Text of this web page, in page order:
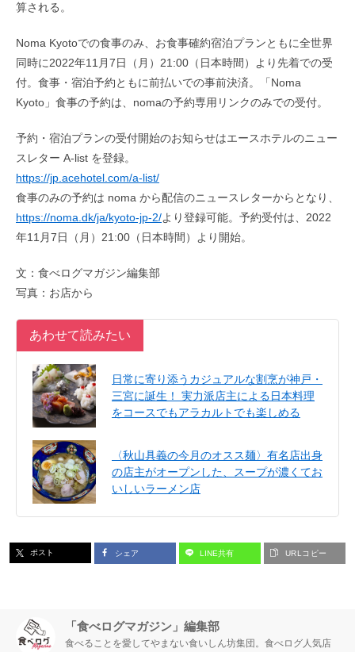
算される。
Noma Kyotoでの食事のみ、お食事確約宿泊プランともに全世界
同時に2022年11月7日（月）21:00（日本時間）より先着での受
付。食事・宿泊予約ともに前払いでの事前決済。「Noma
Kyoto」食事の予約は、nomaの予約専用リンクのみでの受付。
予約・宿泊プランの受付開始のお知らせはエースホテルのニュー
スレター A-list を登録。
https://jp.acehotel.com/a-list/
食事のみの予約は noma から配信のニュースレターからとなり、
https://noma.dk/ja/kyoto-jp-2/より登録可能。予約受付は、2022
年11月7日（月）21:00（日本時間）より開始。
文：食べログマガジン編集部
写真：お店から
あわせて読みたい
日常に寄り添うカジュアルな割烹が神戸・
三宮に誕生！ 実力派店主による日本料理
をコースでもアラカルトでも楽しめる
〈秋山具義の今月のオスス麺〉有名店出身
の店主がオープンした、スープが濃くてお
いしいラーメン店
ポスト シェア LINE共有 URLコピー
「食べログマガジン」編集部
食べることを愛してやまない食いしん坊集団。食べログ人気店